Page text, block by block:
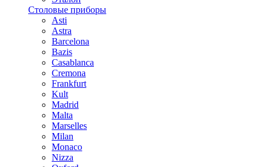
Столовые приборы
Asti
Astra
Barcelona
Bazis
Casablanca
Cremona
Frankfurt
Kult
Madrid
Malta
Marselles
Milan
Monaco
Nizza